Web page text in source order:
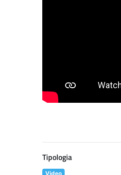
Tipologia
Video